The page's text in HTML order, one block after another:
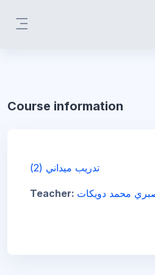
Course information
تدريب ميداني (2)
Teacher: